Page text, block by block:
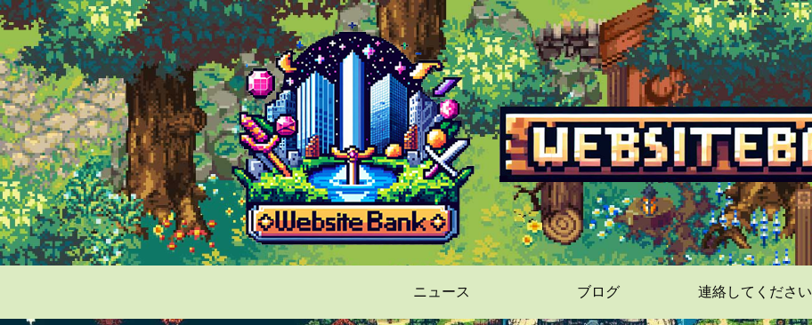
ニュース ブログ 連絡してください